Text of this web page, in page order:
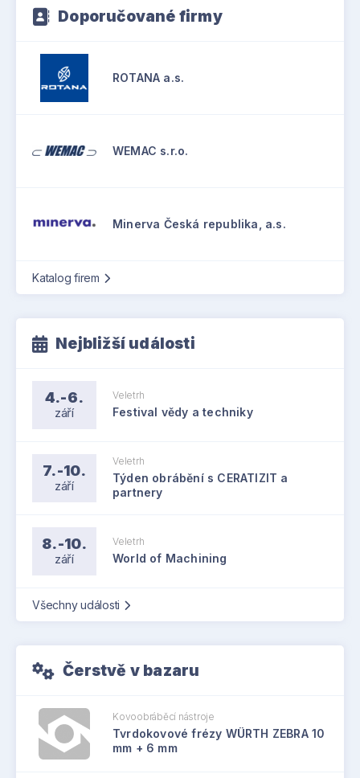
Doporučované firmy
ROTANA a.s.
WEMAC s.r.o.
Minerva Česká republika, a.s.
Katalog firem
Nejbližší události
4.-6.
září
Veletrh
Festival vědy a techniky
7.-10.
září
Veletrh
Týden obrábění s CERATIZIT a
partnery
8.-10.
září
Veletrh
World of Machining
Všechny události
Čerstvě v bazaru
Kovoobráběcí nástroje
Tvrdokovové frézy WÜRTH ZEBRA 10
mm + 6 mm